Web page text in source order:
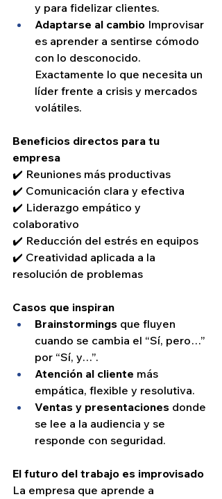
y para fidelizar clientes.
Adaptarse al cambio Improvisar
es aprender a sentirse cómodo
con lo desconocido.
Exactamente lo que necesita un
líder frente a crisis y mercados
volátiles.
Beneficios directos para tu
empresa
✔️ Reuniones más productivas
✔️ Comunicación clara y efectiva
✔️ Liderazgo empático y
colaborativo
✔️ Reducción del estrés en equipos
✔️ Creatividad aplicada a la
resolución de problemas
Casos que inspiran
Brainstormings que fluyen
cuando se cambia el “Sí, pero…”
por “Sí, y…”.
Atención al cliente más
empática, flexible y resolutiva.
Ventas y presentaciones donde
se lee a la audiencia y se
responde con seguridad.
El futuro del trabajo es improvisado
La empresa que aprende a